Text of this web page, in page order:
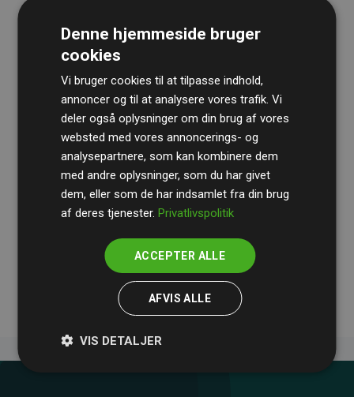
RevisionshusetBDOgennemgår løbende vores
beregninger og metode for at sikre gennemsigtighed
og pålidelighed.
Deres revision dokumenterer, at vores investeringer i
medlemmernes websites estimerede CO₂-
Denne hjemmeside bruger
cookies
Vi bruger cookies til at tilpasse indhold,
annoncer og til at analysere vores trafik. Vi
deler også oplysninger om din brug af vores
websted med vores annoncerings- og
analysepartnere, som kan kombinere dem
med andre oplysninger, som du har givet
dem, eller som de har indsamlet fra din brug
af deres tjenester.Privatlivspolitik
ACCEPTER ALLE
AFVIS ALLE
VIS DETALJER